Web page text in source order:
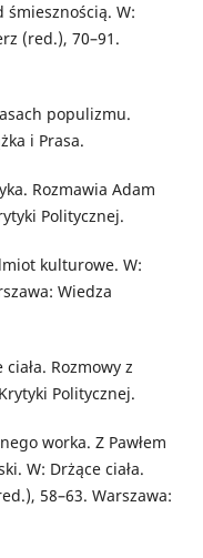
W:
(red.), 70–91.
populizmu.
i Prasa.
Rozmawia Adam
Politycznej.
kulturowe. W:
Wiedza
Rozmowy z
Politycznej.
worka. Z Pawłem
W: Drżące ciała.
58–63. Warszawa: